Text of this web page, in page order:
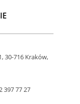
30-716 Kraków,
397 77 27